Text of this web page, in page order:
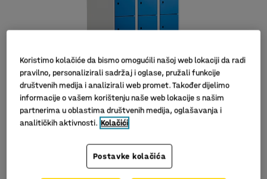
Koristimo kolačiće da bismo omogućili našoj web lokaciji da radi
pravilno, personalizirali sadržaj i oglase, pružali funkcije
društvenih medija i analizirali web promet. Također dijelimo
informacije o vašem korištenju naše web lokacije s našim
partnerima u oblastima društvenih medija, oglašavanja i
analitičkih aktivnosti. Kolačići
Postavke kolačića